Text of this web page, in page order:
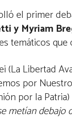
el primer
y Myriam
temáticos que
Libertad
por
por la
metían debajo